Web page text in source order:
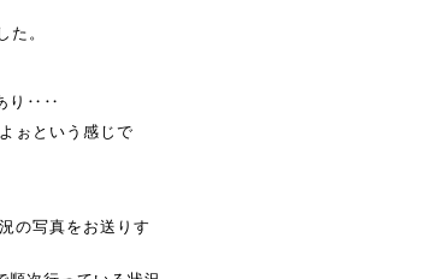
た。
り‥‥
ぉという感じで
の写真をお送りす